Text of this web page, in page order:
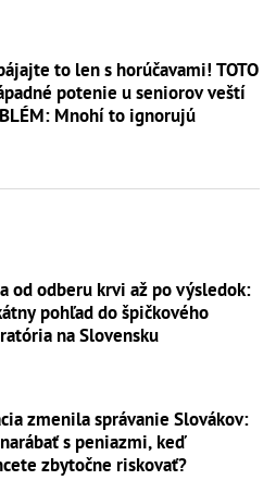
to len s horúčavami! TOTO
potenie u seniorov veští
Mnohí to ignorujú
od odberu krvi až po výsledok:
pohľad do špičkového
na Slovensku
zmenila správanie Slovákov:
s peniazmi, keď
zbytočne riskovať?